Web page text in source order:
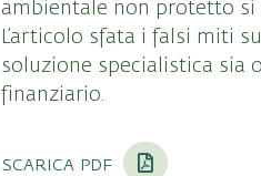
ambientale non protetto si
L’articolo sfata i falsi miti
soluzione specialistica sia
finanziario.
scarica pdf